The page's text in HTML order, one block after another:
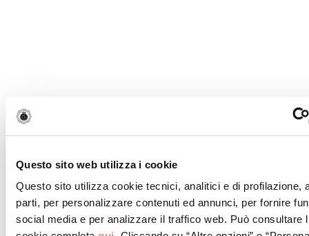
Questo sito web utilizza i cookie
Questo sito utilizza cookie tecnici, analitici e di profilazione,
parti, per personalizzare contenuti ed annunci, per fornire
social media e per analizzare il traffico web. Può consultare
Controlar